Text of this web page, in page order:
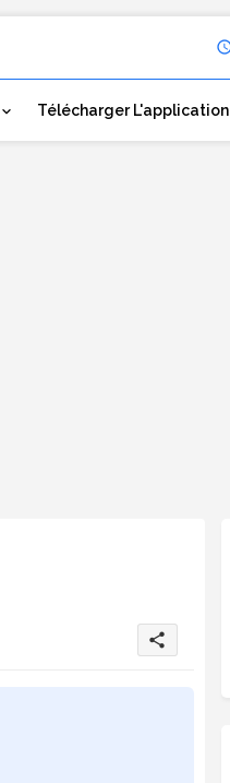
Télécharger L'application
share